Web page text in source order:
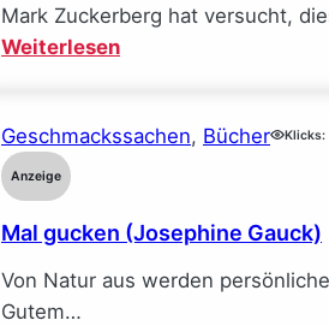
Mark Zuckerberg hat versucht,
Weiterlesen:
bei
wie
alle
Geschmackssachen, Bücher Klicks:
Anzeige
Mal gucken (Josephine Gauck)
Von Natur aus werden
Gutem…